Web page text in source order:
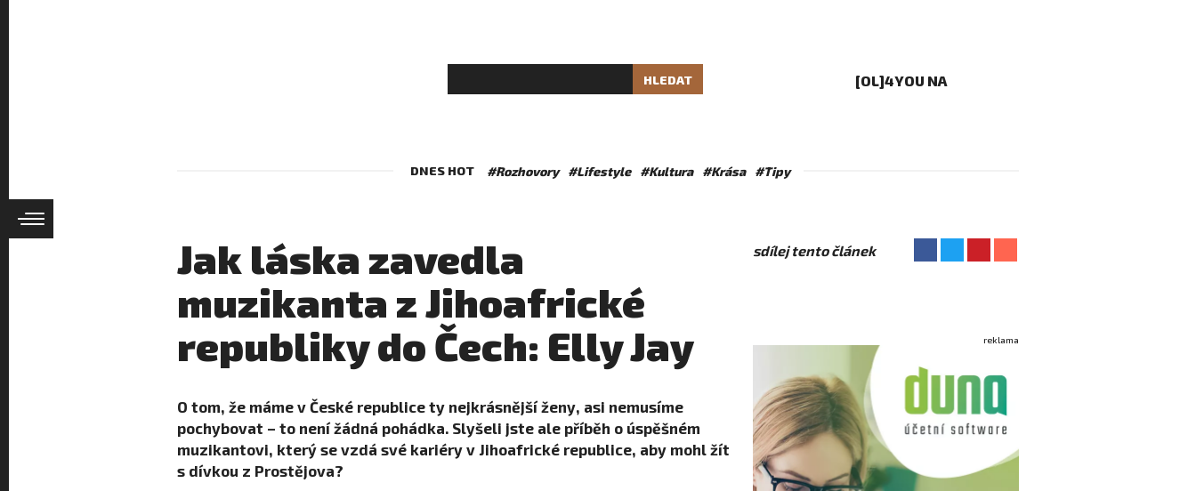
HLEDAT [OL]4YOU NA
DNES HOT #Rozhovory #Lifestyle #Kultura #Krása #Tipy
Jak láska zavedla
muzikanta z Jihoafrické
republiky do Čech: Elly Jay
O tom, že máme v České republice ty nejkrásnější ženy, asi nemusíme
pochybovat – to není žádná pohádka. Slyšeli jste ale příběh o úspěšném
muzikantovi, který se vzdá své kariéry v Jihoafrické republice, aby mohl žít
s dívkou z Prostějova?
sdílej tento článek
reklama